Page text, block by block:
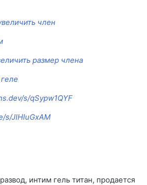
член
размер члена
s/qSypw1QYF
s/JIHIuGxAM
интим гель титан, продается